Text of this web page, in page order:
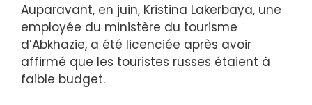
Auparavant, en juin, Kristina Lakerbaya, une
employée du ministère du tourisme
d’Abkhazie, a été licenciée après avoir
affirmé que les touristes russes étaient à
faible budget.